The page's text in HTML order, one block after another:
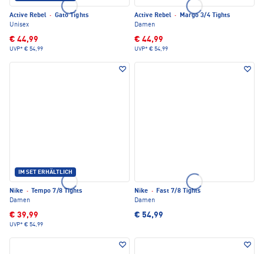
Active Rebel · Gato Tights
Unisex
€ 44,99
UVP* € 54,99
Active Rebel ·
Margo 3/4 Tights
Damen
€ 44,99
UVP* € 54,99
IM SET ERHÄLTLICH
Nike ·
Tempo 7/8 Tights
Damen
€ 39,99
UVP* € 54,99
Nike · Fast 7/8 Tights
Damen
€ 54,99